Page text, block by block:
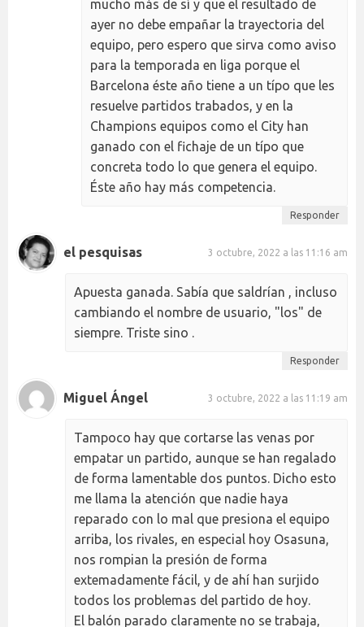
mucho más de sí y que el resultado de
ayer no debe empañar la trayectoria del
equipo, pero espero que sirva como aviso
para la temporada en liga porque el
Barcelona éste año tiene a un típo que les
resuelve partidos trabados, y en la
Champions equipos como el City han
ganado con el fichaje de un típo que
concreta todo lo que genera el equipo.
Éste año hay más competencia.
Responder
el pesquisas 3 octubre, 2022 a las 11:16 am
Apuesta ganada. Sabía que saldrían , incluso
cambiando el nombre de usuario, "los" de
siempre. Triste sino .
Responder
Miguel Ángel 3 octubre, 2022 a las 11:19 am
Tampoco hay que cortarse las venas por
empatar un partido, aunque se han regalado
de forma lamentable dos puntos. Dicho esto
me llama la atención que nadie haya
reparado con lo mal que presiona el equipo
arriba, los rivales, en especial hoy Osasuna,
nos rompian la presión de forma
extemadamente fácil, y de ahí han surjido
todos los problemas del partido de hoy.
El balón parado claramente no se trabaja,